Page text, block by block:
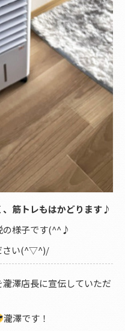
筋トレもはかどります♪
の様子です(^^♪
さい(^▽^)/
瀧澤店長に宣伝していただ
瀧澤です！